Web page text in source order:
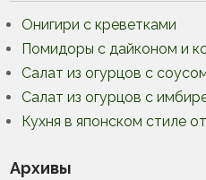
Онигири с креветками
Помидоры с дайконом и
Салат из огурцов с
Салат из огурцов с
Кухня в японском стиле
Архивы